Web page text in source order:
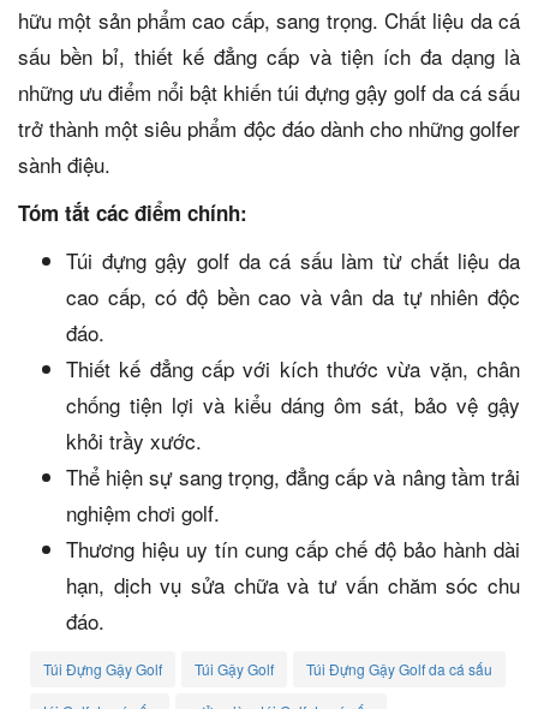
hữu một sản phẩm cao cấp, sang trọng. Chất liệu da cá
sấu bền bỉ, thiết kế đẳng cấp và tiện ích đa dạng là
những ưu điểm nổi bật khiến túi đựng gậy golf da cá sấu
trở thành một siêu phẩm độc đáo dành cho những golfer
sành điệu.
Tóm tắt các điểm chính:
Túi đựng gậy golf da cá sấu làm từ chất liệu da
cao cấp, có độ bền cao và vân da tự nhiên độc
đáo.
Thiết kế đẳng cấp với kích thước vừa vặn, chân
chống tiện lợi và kiểu dáng ôm sát, bảo vệ gậy
khỏi trầy xước.
Thể hiện sự sang trọng, đẳng cấp và nâng tầm trải
nghiệm chơi golf.
Thương hiệu uy tín cung cấp chế độ bảo hành dài
hạn, dịch vụ sửa chữa và tư vấn chăm sóc chu
đáo.
Túi Đựng Gậy Golf Túi Gậy Golf Túi Đựng Gậy Golf da cá sấu